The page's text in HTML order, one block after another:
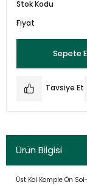
Stok Kodu
Fiyat
Sepete
Tavsiye Et
Ürün Bilgisi
Üst Kol Komple Ön